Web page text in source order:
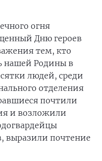
огня
Дню героев
тем, кто
нашей Родины в
людей, среди
отделения
почтили
и возложили
выразили почтение